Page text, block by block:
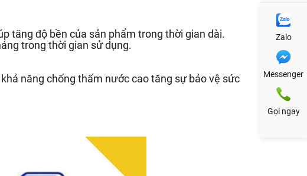
tăng độ bền của sản phẩm trong thời gian dài.
trong thời gian sử dụng.
năng chống thấm nước cao tăng sự bảo vệ sức
Zalo
Messenger
Gọi ngay